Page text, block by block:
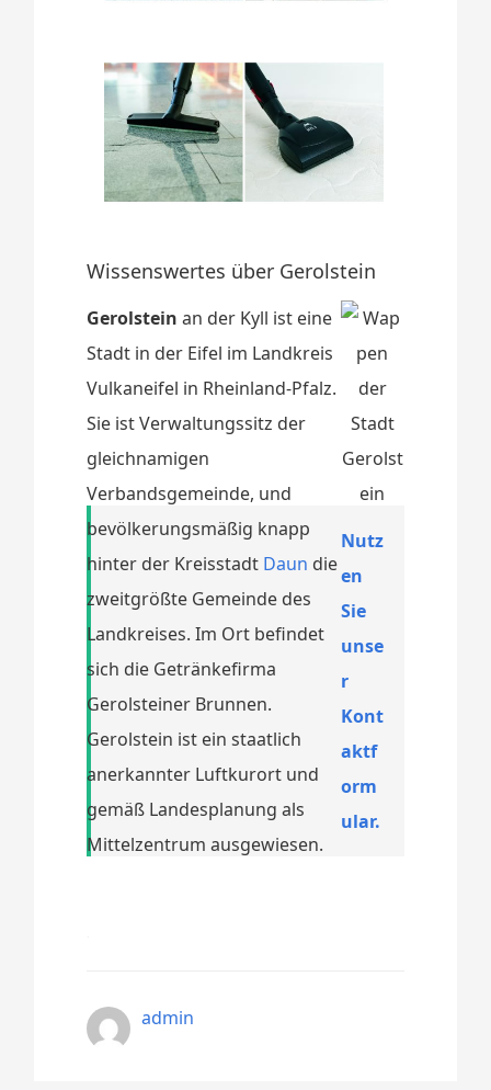
Wissenswertes über Gerolstein
Gerolstein an der Kyll ist eine
Stadt in der Eifel im Landkreis
Vulkaneifel in Rheinland-Pfalz.
Sie ist Verwaltungssitz der
gleichnamigen
Verbandsgemeinde, und
bevölkerungsmäßig knapp
hinter der Kreisstadt Daun die
zweitgrößte Gemeinde des
Landkreises. Im Ort befindet
sich die Getränkefirma
Gerolsteiner Brunnen.
Gerolstein ist ein staatlich
anerkannter Luftkurort und
gemäß Landesplanung als
Mittelzentrum ausgewiesen.
Nutz
en
Sie
unse
r
Kont
aktf
orm
ular.
admin